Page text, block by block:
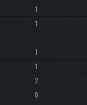
1
1
1
1
2
0